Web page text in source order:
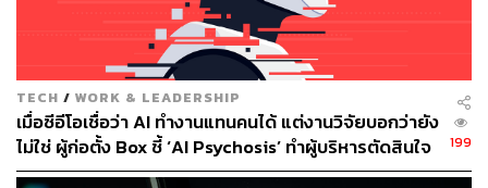
TECH / WORK & LEADERSHIP
เมื่อซีอีโอเชื่อว่า AI ทำงานแทนคนได้ แต่งานวิจัยบอกว่ายัง
ไม่ใช่ ผู้ก่อตั้ง Box ชี้ ‘AI Psychosis’ ทำผู้บริหารตัดสินใจ
ปลดคนจากสิ่งที่ไม่เคยลงมือ
199